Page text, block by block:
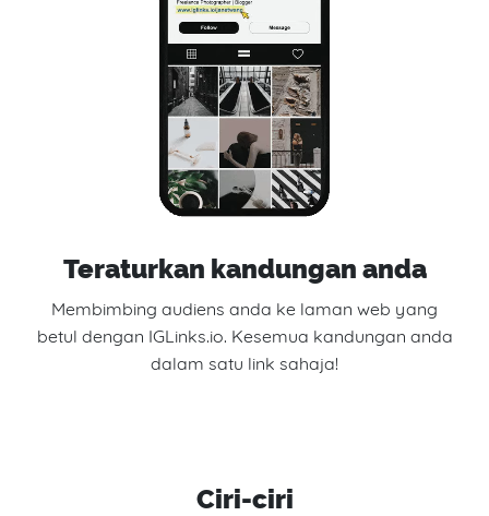
Teraturkan kandungan anda
Membimbing audiens anda ke laman web yang
betul dengan IGLinks.io. Kesemua kandungan anda
dalam satu link sahaja!
Ciri-ciri